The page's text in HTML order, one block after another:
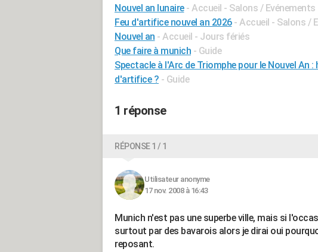
Nouvel an lunaire - Accueil - Salons / Evénements
Feu d'artifice nouvel an 2026 - Accueil - Salons /
Nouvel an - Accueil - Jours fériés
Que faire à munich - Guide
Spectacle à l'Arc de Triomphe pour le Nouvel An
d'artifice ? - Guide
1 réponse
RÉPONSE 1 / 1
Utilisateur anonyme
17 nov. 2008 à 16:43
Munich n'est pas une superbe ville, mais si
surtout par des bavarois alors je dirai oui
reposant.